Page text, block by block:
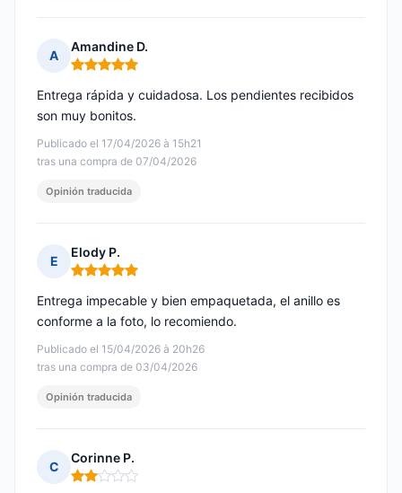
A
Amandine D.
Nota: 5 de 5
Publicado el 17/04/2026 à 15h21
tras una compra de 07/04/2026
Entrega rápida y cuidadosa. Los pendientes recibidos
son muy bonitos.
Opinión traducida
E
Elody P.
Nota: 5 de 5
Publicado el 15/04/2026 à 20h26
tras una compra de 03/04/2026
Entrega impecable y bien empaquetada, el anillo es
conforme a la foto, lo recomiendo.
Opinión traducida
C
Corinne P.
Nota: 2 de 5